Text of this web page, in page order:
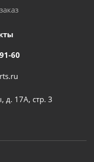
60
д. 17А, стр. 3